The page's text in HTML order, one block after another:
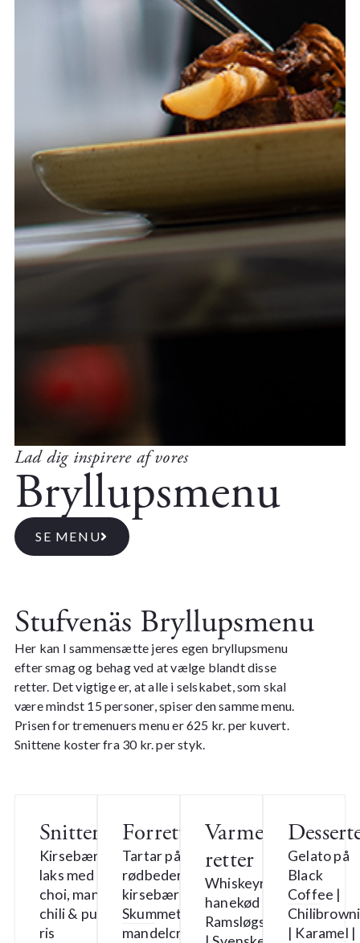
Lad dig inspirere af vores
Bryllupsmenu
SE MENU
Stufvenäs Bryllupsmenu
Her kan I sammensætte jeres egen bryllupsmenu
efter smag og behag ved at vælge blandt disse
retter. Det vigtige er, at alle i selskabet, som skal
være mindst 15 personer, spiser den samme menu.
Prisen for tremenuers menu er 625 kr. per kuvert.
Snittene koster fra 30 kr. per styk.
Snitter
Kirsebærrøget
laks med pak
choi, mango,
chili & puffet
ris
Forretter
Tartar på
rødbeder &
kirsebær |
Skummet
mandelcreme
Varme
retter
Whiskeyrøget
hanekød |
Ramsløgsvelouté
Gelato på
Black
Coffee |
| Karamel |